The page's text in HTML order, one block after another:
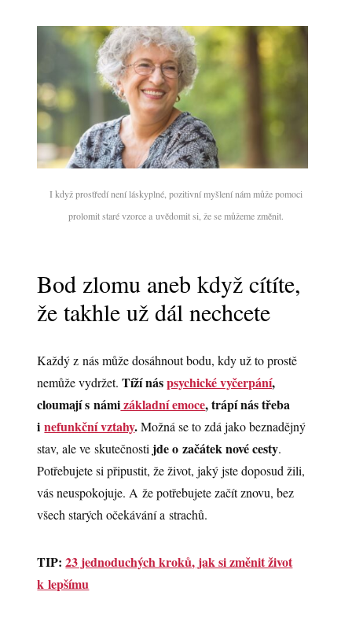
I když prostředí není láskyplné, pozitivní myšlení nám může pomoci
prolomit staré vzorce a uvědomit si, že se můžeme změnit.
Bod zlomu aneb když cítíte,
že takhle už dál nechcete
Každý z nás může dosáhnout bodu, kdy už to prostě
nemůže vydržet.Tíží náspsychické vyčerpání,
cloumají s námizákladní emoce, trápí nás třeba
inefunkční vztahy.Možná se to zdá jako beznadějný
stav, ale ve skutečnosti jde o začátek nové cesty.
Potřebujete si připustit, že život, jaký jste doposud žili,
vás neuspokojuje. A že potřebujete začít znovu, bez
všech starých očekávání a strachů.
TIP:23 jednoduchých kroků, jak si změnit život
k lepšímu